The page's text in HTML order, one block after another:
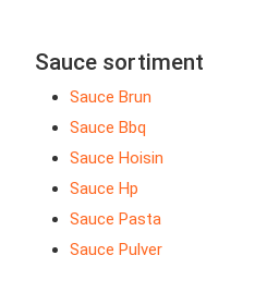
Sauce sortiment
Sauce Brun
Sauce Bbq
Sauce Hoisin
Sauce Hp
Sauce Pasta
Sauce Pulver